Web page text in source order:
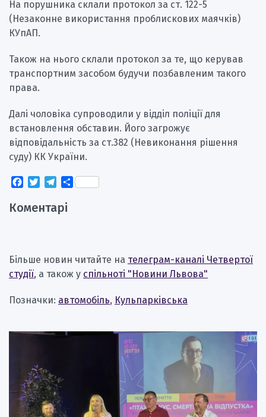
На порушника склали протокол за ст. 122-5
(Незаконне використання проблискових маячків)
КУпАП.
Також на нього склали протокол за те, що керував
транспортним засобом будучи позбавленим такого
права.
Далі чоловіка супроводили у відділ поліції для
встановлення обставин. Його загрожує
відповідальність за ст.382 (Невиконання рішення
суду) КК України.
Facebook
TwitterTelegram
Поділитися
Коментарі
Більше новин читайте на телеграм-каналі Четвертої
студії, а також у спільноті "Новини Львова"
Позначки: автомобіль, Кульпарківська